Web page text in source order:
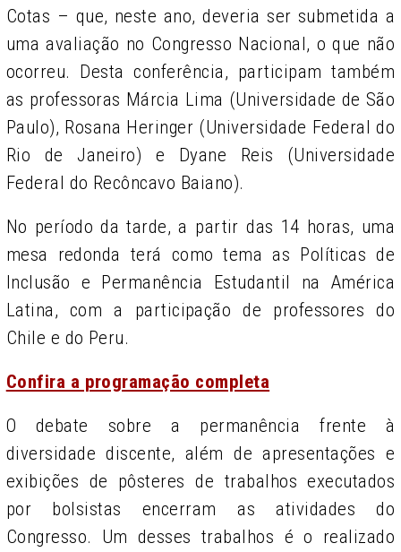
Cotas – que, neste ano, deveria ser submetida a
uma avaliação no Congresso Nacional, o que não
ocorreu. Desta conferência, participam também
as professoras Márcia Lima (Universidade de São
Paulo), Rosana Heringer (Universidade Federal do
Rio de Janeiro) e Dyane Reis (Universidade
Federal do Recôncavo Baiano).
No período da tarde, a partir das 14 horas, uma
mesa redonda terá como tema as Políticas de
Inclusão e Permanência Estudantil na América
Latina, com a participação de professores do
Chile e do Peru.
Confira a programação completa
O debate sobre a permanência frente à
diversidade discente, além de apresentações e
exibições de pôsteres de trabalhos executados
por bolsistas encerram as atividades do
Congresso. Um desses trabalhos é o realizado